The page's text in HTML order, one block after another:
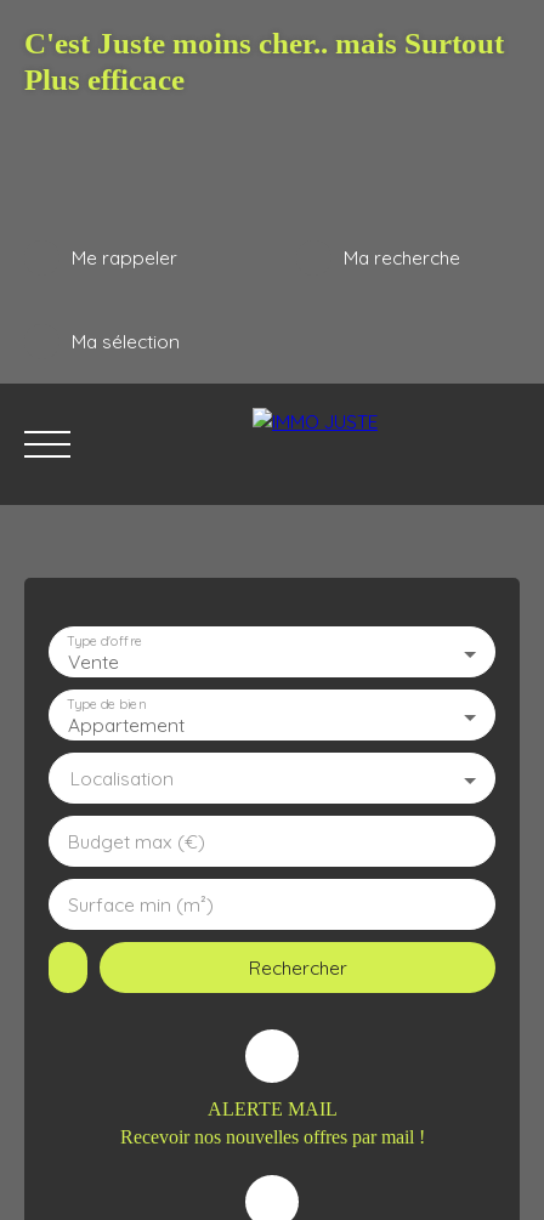
C'est Juste moins cher.. mais Surtout
Plus efficace
Me rappeler Ma recherche
Ma sélection
ACCUEIL ESTIMATION
Vente
Type d'offre
Appartement
Type de bien
Localisation
Budget max (€)
Surface min (m²)
Rechercher
ALERTE MAIL
Recevoir nos nouvelles offres par mail !